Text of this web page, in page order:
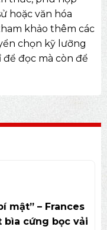
hoặc văn hóa
khảo thêm các
chọn kỹ lưỡng
để đọc mà còn để
mật” – Frances
bìa cứng bọc vải